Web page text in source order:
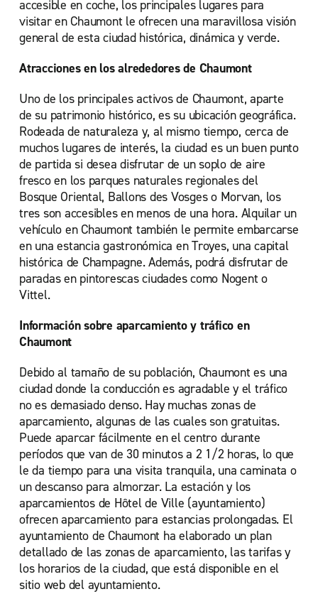
accesible en coche, los principales lugares para
visitar en Chaumont le ofrecen una maravillosa visión
general de esta ciudad histórica, dinámica y verde.
Atracciones en los alrededores de Chaumont
Uno de los principales activos de Chaumont, aparte
de su patrimonio histórico, es su ubicación geográfica.
Rodeada de naturaleza y, al mismo tiempo, cerca de
muchos lugares de interés, la ciudad es un buen punto
de partida si desea disfrutar de un soplo de aire
fresco en los parques naturales regionales del
Bosque Oriental, Ballons des Vosges o Morvan, los
tres son accesibles en menos de una hora. Alquilar un
vehículo en Chaumont también le permite embarcarse
en una estancia gastronómica en Troyes, una capital
histórica de Champagne. Además, podrá disfrutar de
paradas en pintorescas ciudades como Nogent o
Vittel.
Información sobre aparcamiento y tráfico en
Chaumont
Debido al tamaño de su población, Chaumont es una
ciudad donde la conducción es agradable y el tráfico
no es demasiado denso. Hay muchas zonas de
aparcamiento, algunas de las cuales son gratuitas.
Puede aparcar fácilmente en el centro durante
períodos que van de 30 minutos a 2 1/2 horas, lo que
le da tiempo para una visita tranquila, una caminata o
un descanso para almorzar. La estación y los
aparcamientos de Hôtel de Ville (ayuntamiento)
ofrecen aparcamiento para estancias prolongadas. El
ayuntamiento de Chaumont ha elaborado un plan
detallado de las zonas de aparcamiento, las tarifas y
los horarios de la ciudad, que está disponible en el
sitio web del ayuntamiento.